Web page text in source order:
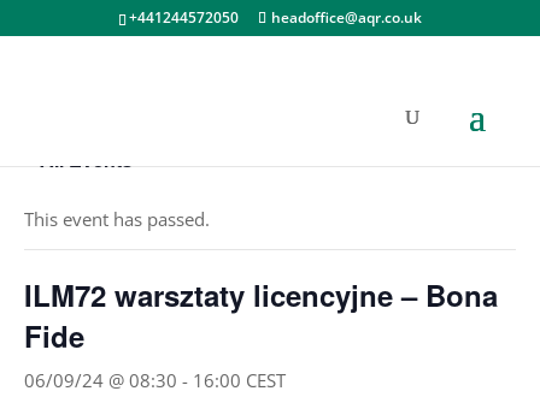
+441244572050 headoffice@aqr.co.uk
« All Events
This event has passed.
ILM72 warsztaty licencyjne – Bona
Fide
06/09/24 @ 08:30 - 16:00 CEST